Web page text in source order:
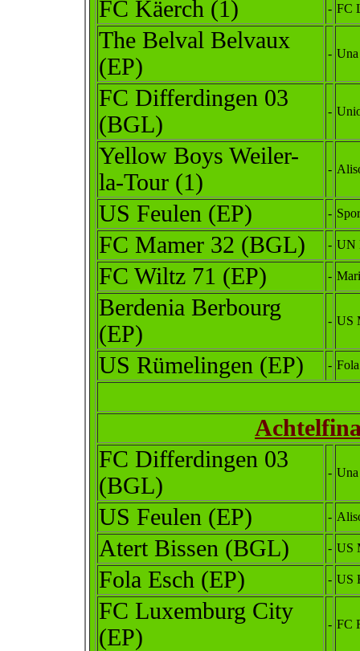
FC Käerch (1) - FC
The Belval Belvaux
(EP)
-
FC Differdingen 03
(BGL)
-
Yellow Boys Weiler-
la-Tour (1)
-
US Feulen (EP) -
FC Mamer 32 (BGL) - UN
FC Wiltz 71 (EP) -
Berdenia Berbourg
(EP)
- US
US Rümelingen (EP) -
FC Differdingen 03
(BGL)
-
US Feulen (EP) -
Atert Bissen (BGL) - US
Fola Esch (EP) - US
FC Luxemburg City
(EP)
- FC